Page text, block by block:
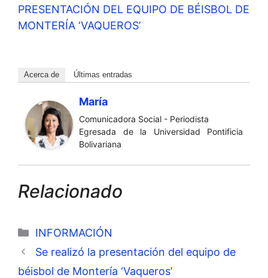
PRESENTACIÓN DEL EQUIPO DE BÉISBOL DE
MONTERÍA ‘VAQUEROS’
Acerca de Últimas entradas
María
Comunicadora Social - Periodista
Egresada de la Universidad Pontificia
Bolivariana
Relacionado
Categorías
INFORMACIÓN
Se realizó la presentación del equipo de
béisbol de Montería ‘Vaqueros’